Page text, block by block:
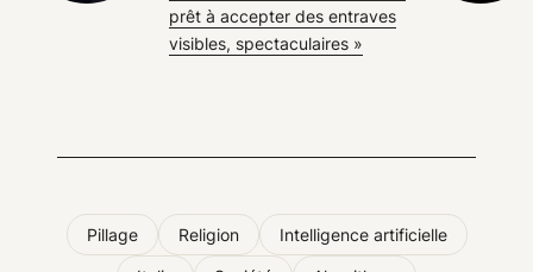
prêt à accepter des entraves
visibles, spectaculaires »
Pillage Religion Intelligence artificielle